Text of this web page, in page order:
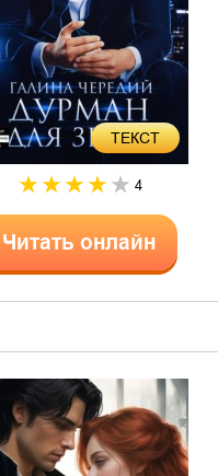
ТЕКСТ
4
Читать онлайн